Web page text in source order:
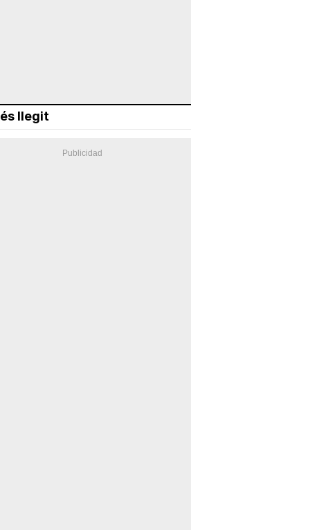
llegit